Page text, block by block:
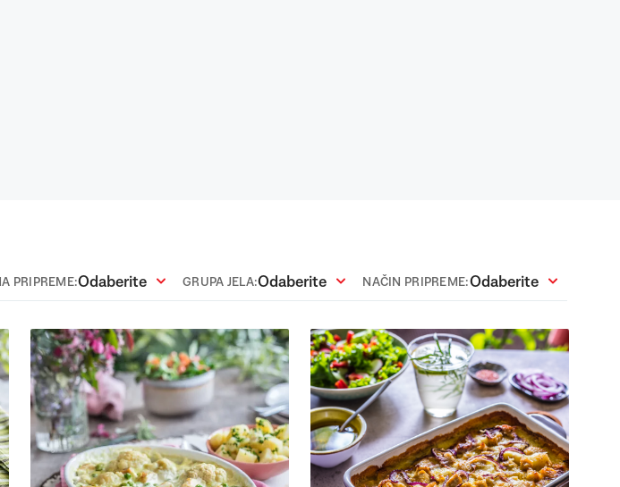
PRIPREME:Odaberite GRUPA JELA:Odaberite NAČIN PRIPREME:Odaberite